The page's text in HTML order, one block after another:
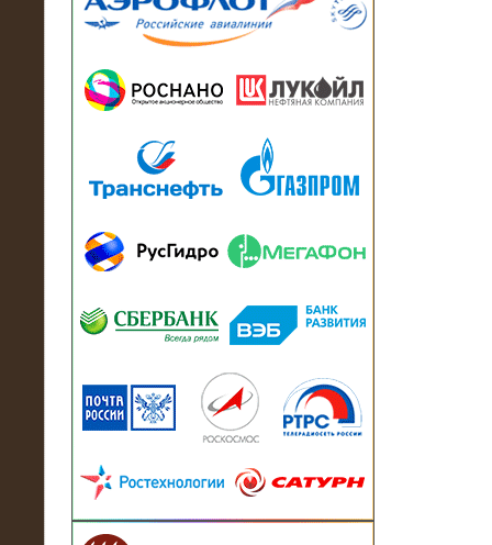
13.07.2018
модуль в контейнере 2700 кВА на
Балтийский завод
Активно-реактивные нагрузочные
модули 15 МВт (21,5 МВА) На Кубок
конфедераций